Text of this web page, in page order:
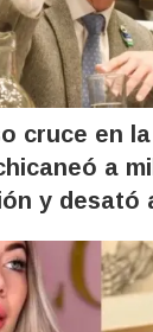
cruce en
a
y desató